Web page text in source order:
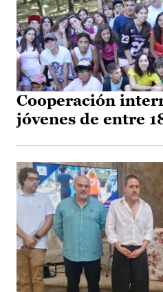
Cooperación
jóvenes de entre